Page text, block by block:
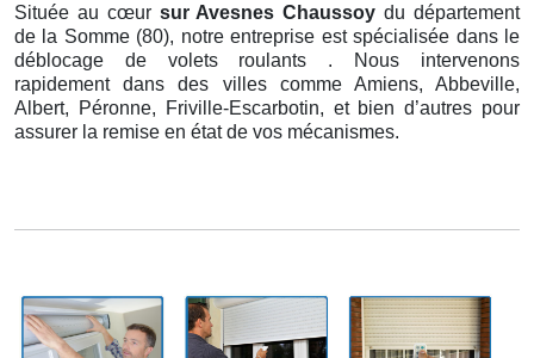
Située au cœur sur Avesnes Chaussoydu département
de la Somme (80), notre entreprise est spécialisée dans le
déblocage de volets roulants . Nous intervenons
rapidement dans des villes comme Amiens, Abbeville,
Albert, Péronne, Friville-Escarbotin, et bien d’autres pour
assurer la remise en état de vos mécanismes.